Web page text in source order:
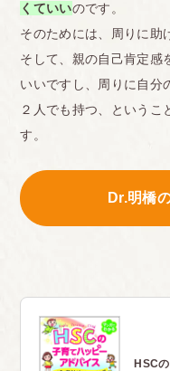
くていいのです。
そのためには、周りに助
そして、親の自己肯定感
いいですし、周りに自分
２人でも持つ、というこ
す。
Dr.明橋
HSC